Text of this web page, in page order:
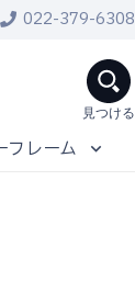
022-379-6308
フレーム